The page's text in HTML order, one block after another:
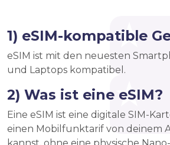
1) eSIM-kompatible
eSIM ist mit den neuesten
und Laptops kompatibel.
2) Was ist eine eSIM?
Eine eSIM ist eine digitale SIM-
einen Mobilfunktarif von deinem